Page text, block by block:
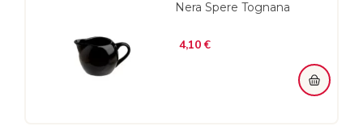
Nera Spere Tognana
4,10 €